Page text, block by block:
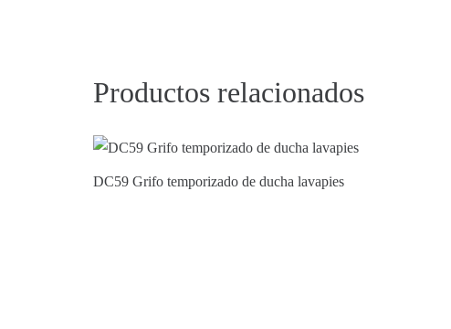
Productos relacionados
DC59 Grifo temporizado de ducha lavapies